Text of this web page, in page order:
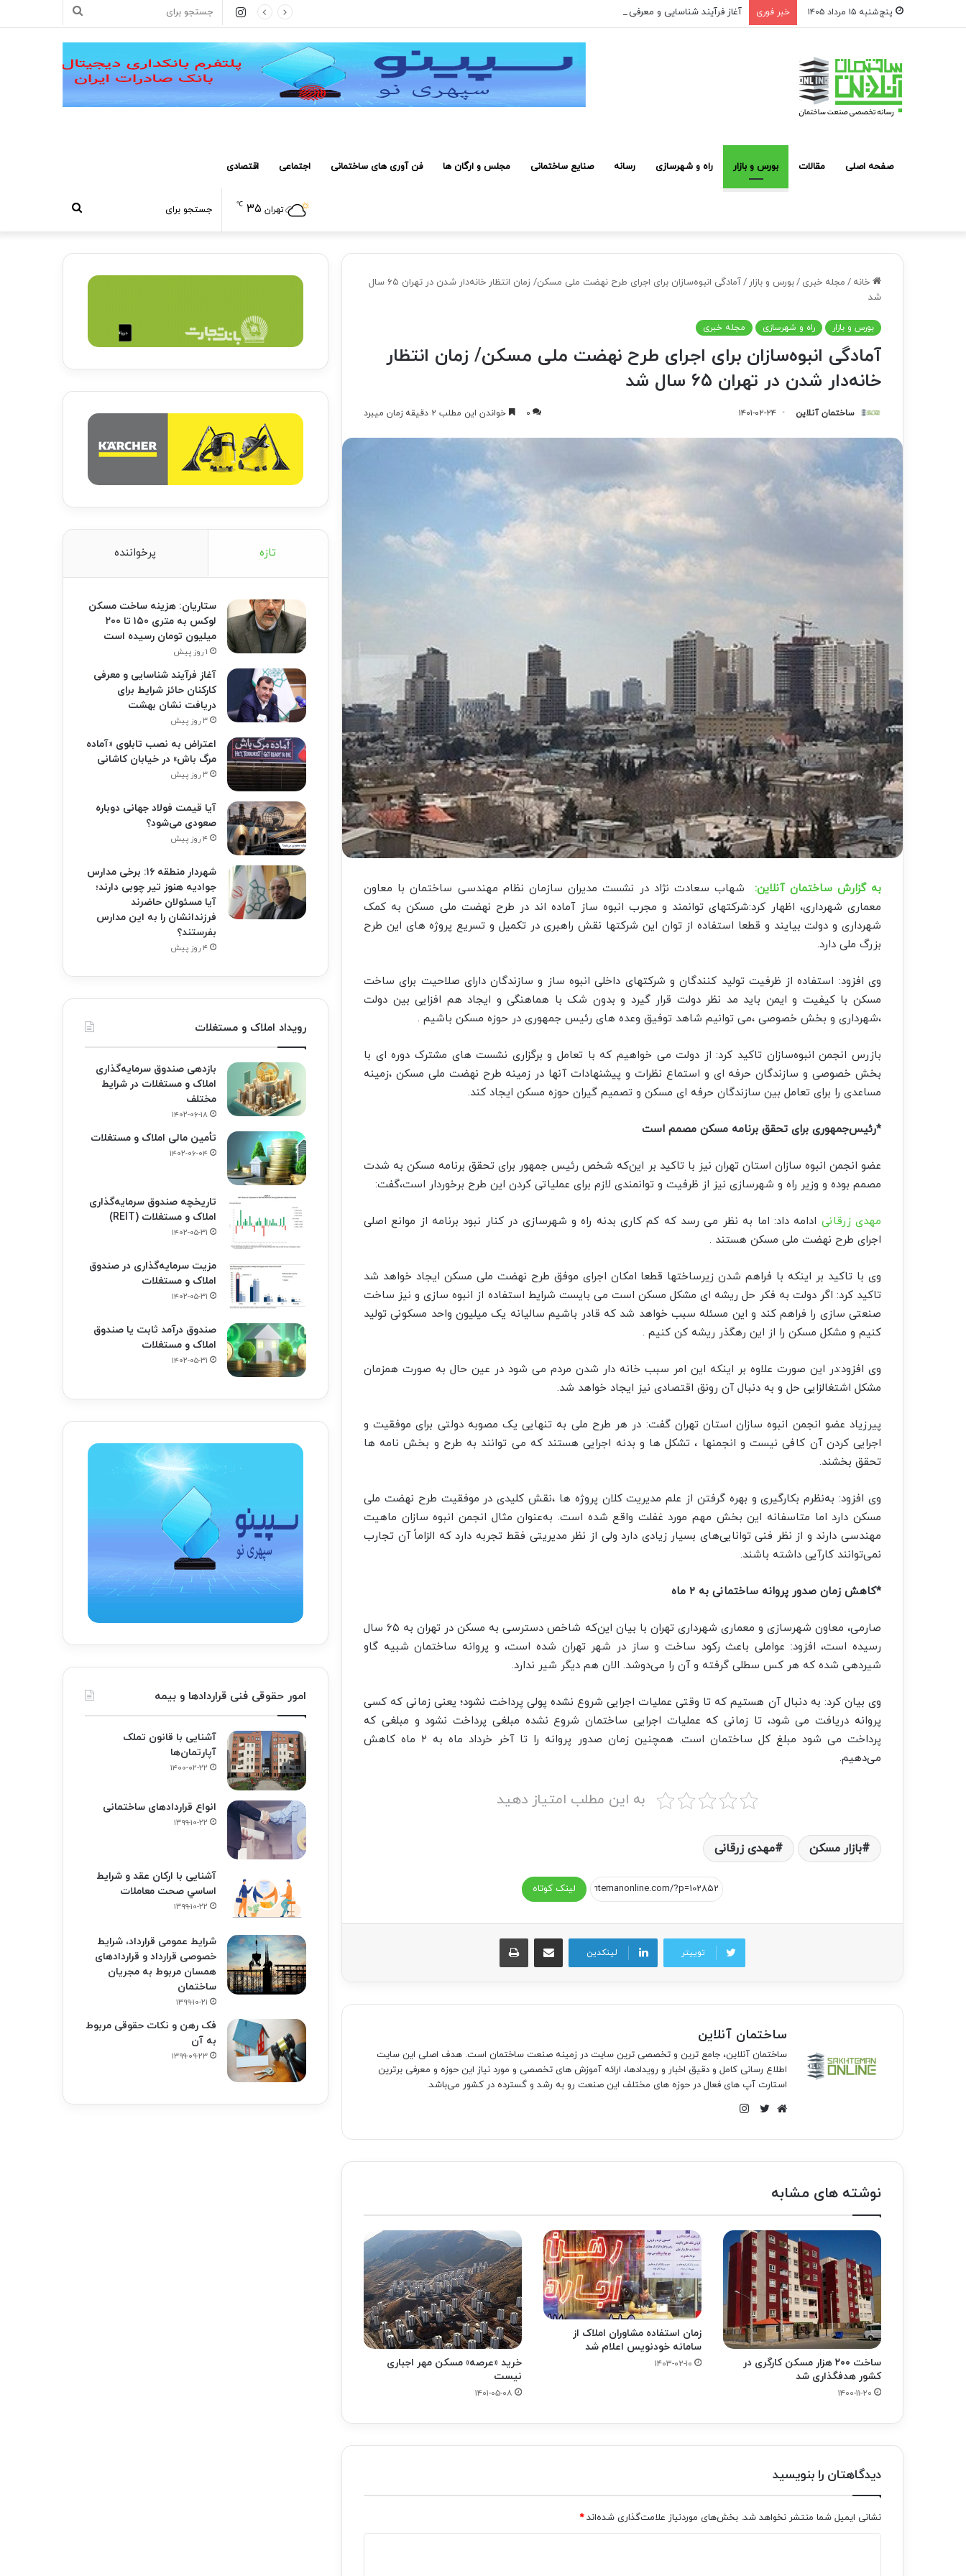
پنج‌شنبه ۱۵ مرداد ۱۴۰۵ خبر فوری آغاز فرآیند شناسایی و معرفی کارکنان حائز شرایط برای دریافت نشان بهشت
جستجو
اینستاگرام
صفحه اصلی مقالات بورس و بازار راه و شهرسازی رسانه صنایع ساختمانی مجلس و ارگان ها فن آوری های ساختمانی اجتماعی اقتصادی
جستجو
برای
تهران ۳۵ ℃
خانه / مجله خبری /بورس و بازار /
آمادگی انبوه‌سازان برای اجرای طرح نهضت ملی مسکن/ زمان انتظار خانه‌دار شدن در تهران ۶۵ سال
شد
بورس و بازار راه و شهرسازی مجله خبری
آمادگی انبوه‌سازان برای اجرای طرح نهضت ملی مسکن/ زمان انتظار
خانه‌دار شدن در تهران ۶۵ سال شد
ساختمان آنلاین ۱۴۰۱-۰۲-۲۴ ۰ خواندن این مطلب ۲ دقیقه زمان میبرد
به گزارش ساختمان آنلاین:
شهاب سعادت نژاد در نشست مدیران سازمان نظام مهندسی ساختمان با معاون
معماری شهرداری، اظهار کرد:شرکتهای توانمند و مجرب انبوه ساز آماده اند در طرح نهضت ملی مسکن به کمک
شهرداری و دولت بیایند و قطعا استفاده از توان این شرکتها نقش راهبری در تکمیل و تسریع پروژه های این طرح
بزرگ ملی دارد.
وی افزود: استفاده از ظرفیت تولید کنندگان و شرکتهای داخلی انبوه ساز و سازندگان دارای صلاحیت برای ساخت
مسکن با کیفیت و ایمن باید مد نظر دولت قرار گیرد و بدون شک با هماهنگی و ایجاد هم افزایی بین دولت
،شهرداری و بخش خصوصی ،می توانیم شاهد توفیق وعده های رئیس جمهوری در حوزه مسکن باشیم .
بازرس انجمن انبوه‌سازان تاکید کرد: از دولت می خواهیم که با تعامل و برگزاری نشست های مشترک دوره ای با
بخش خصوصی و سازندگان حرفه ای و استماع نظرات و پیشنهادات آنها در زمینه طرح نهضت ملی مسکن ،زمینه
مساعدی را برای تعامل بین سازندگان حرفه ای مسکن و تصمیم گیران حوزه مسکن ایجاد کند.
*رئیس‌جمهوری برای تحقق برنامه مسکن مصمم است
عضو انجمن انبوه سازان استان تهران نیز با تاکید بر این‌که شخص رئیس جمهور برای تحقق برنامه مسکن به شدت
مصمم بوده و وزیر راه و شهرسازی نیز از ظرفیت و توانمندی لازم برای عملیاتی کردن این طرح برخوردار است،‌گفت:
مهدی زرقانی ادامه داد: اما به نظر می رسد که کم کاری بدنه راه و شهرسازی در کنار نبود برنامه از موانع اصلی
اجرای طرح نهضت ملی مسکن هستند .
وی با تاکید بر اینکه با فراهم شدن زیرساختها قطعا امکان اجرای موفق طرح نهضت ملی مسکن ایجاد خواهد شد
تاکید کرد: اگر دولت به فکر حل ریشه ای مشکل مسکن است می بایست شرایط استفاده از انبوه سازی و نیز ساخت
صنعتی سازی را فراهم کند و این مسئله سبب خواهد شد که قادر باشیم سالیانه یک میلیون واحد مسکونی تولید
کنیم و مشکل مسکن را از این رهگذر ریشه کن کنیم .
وی افزود:در این صورت علاوه بر اینکه این امر سبب خانه دار شدن مردم می شود در عین حال به صورت همزمان
مشکل اشتغالزایی حل و به دنبال آن رونق اقتصادی نیز ایجاد خواهد شد.
پیرزیاد عضو انجمن انبوه سازان استان تهران گفت: در هر طرح ملی به تنهایی یک مصوبه دولتی برای موفقیت و
اجرایی کردن آن کافی نیست و انجمنها ، تشکل ها و بدنه اجرایی هستند که می توانند به طرح و بخش نامه ها
تحقق بخشند.
وی افزود: به‌نظرم بکارگیری و بهره گرفتن از علم مدیریت کلان پروژه ها ،نقش کلیدی در موفقیت طرح نهضت ملی
مسکن دارد اما متاسفانه این بخش مهم مورد غفلت واقع شده است. به‌عنوان مثال انجمن انبوه سازان ماهیت
مهندسی دارند و از نظر فنی توانایی‌های بسیار زیادی دارد ولی از نظر مدیریتی فقط تجربه دارد که الزاماً آن تجارب
نمی‌توانند کارآیی داشته باشند.
*کاهش زمان صدور پروانه ساختمانی به ۲ ماه
صارمی، معاون شهرسازی و معماری شهرداری تهران با بیان این‌که شاخص دسترسی به مسکن در تهران به ۶۵ سال
رسیده است، افزود:‌ عواملی باعث رکود ساخت و ساز در شهر تهران شده است، و پروانه ساختمان شبیه گاو
شیردهی شده که هر کس سطلی گرفته و آن را می‌دوشد. الان هم دیگر شیر ندارد.
وی بیان کرد: به دنبال آن هستیم که تا وقتی عملیات اجرایی شروع نشده پولی پرداخت نشود؛ یعنی زمانی که کسی
پروانه دریافت می شود، تا زمانی که عملیات اجرایی ساختمان شروع نشده مبلغی پرداخت نشود و مبلغی که
پرداخت می شود مبلغ کل ساختمان است. همچنین زمان صدور پروانه را تا آخر خرداد ماه به ۲ ماه کاهش
می‌دهیم.
به این مطلب امتیاز دهید
بازار مسکن مهدی زرقانی
لینک کوتاه
توییتر لینکدین
اشتراک گذاری از طریق ایمیل چاپ
ساختمان آنلاین
ساختمان آنلاین، جامع ترین و تخصصی ترین سایت در زمینه صنعت ساختمان است. هدف اصلی این سایت
اطلاع رسانی کامل و دقیق اخبار و رویدادها، ارائه آموزش های تخصصی و مورد نیاز این حوزه و معرفی برترین
استارت آپ های فعال در حوزه های مختلف این صنعت رو به رشد و گسترده در کشور می‌باشد.
نوشته های مشابه
ساخت ۲۰۰ هزار مسکن کارگری در
کشور هدفگذاری شد
۱۴۰۰-۱۱-۲۰
زمان استفاده مشاوران املاک از
سامانه خودنویس اعلام شد
۱۴۰۳-۰۲-۱۰
خرید «عرصه» مسکن مهر اجباری
نیست
۱۴۰۱-۰۵-۰۸
دیدگاهتان را بنویسید
نشانی ایمیل شما منتشر نخواهد شد. بخش‌های موردنیاز علامت‌گذاری شده‌اند*
تازه پرخواننده
ستاریان: هزینه ساخت مسکن
لوکس به متری ۱۵۰ تا ۲۰۰
میلیون تومان رسیده است
۱ روز پیش
آغاز فرآیند شناسایی و معرفی
کارکنان حائز شرایط برای
دریافت نشان بهشت
۳ روز پیش
اعتراض به نصب تابلوی «آماده
مرگ باش» در خیابان کاشانی
۳ روز پیش
آیا قیمت فولاد جهانی دوباره
صعودی می‌شود؟
۴ روز پیش
شهردار منطقه ۱۶: برخی مدارس
جوادیه هنوز تیر چوبی دارند؛
آیا مسئولان حاضرند
فرزندانشان را به این مدارس
بفرستند؟
۴ روز پیش
رویداد املاک و مستغلات
بازدهی صندوق سرمایه‌گذاری
املاک و مستغلات در شرایط
مختلف
۱۴۰۲-۰۶-۱۸
تأمین مالی املاک و مستغلات
۱۴۰۲-۰۶-۰۴
تاریخچه صندوق سرمایه‌گذاری
املاک و مستغلات (REIT)
۱۴۰۲-۰۵-۳۱
مزیت سرمایه‌گذاری در صندوق
املاک و مستغلات
۱۴۰۲-۰۵-۳۱
صندوق درآمد ثابت یا صندوق
املاک و مستغلات
۱۴۰۲-۰۵-۳۱
امور حقوقی فنی قراردادها و بیمه
آشنایی با قانون تملک
آپارتمان‌ها
۱۴۰۰-۰۲-۲۲
انواع قراردادهای ساختمانی
۱۳۹۹-۱۰-۲۲
آشنایی با ارکان عقد و شرايط
اساسي صحت معاملات
۱۳۹۹-۱۰-۲۲
شرایط عمومی قرارداد، شرایط
خصوصی قرارداد و قراردادهای
همسان مربوط به مجریان
ساختمان
۱۳۹۹-۱۰-۲۱
فک‌ رهن و نکات حقوقی مربوط
به آن
۱۳۹۹-۰۹-۲۳